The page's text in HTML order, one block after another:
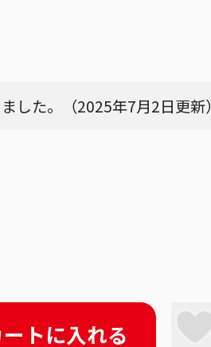
した。（2025年7月2日更新）
トに入れる